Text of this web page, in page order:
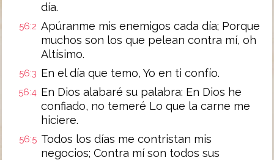
día.
56:2 Apúranme mis enemigos cada día; Porque
muchos son los que pelean contra mí, oh
Altísimo.
56:3 En el día que temo, Yo en ti confío.
56:4 En Dios alabaré su palabra: En Dios he
confiado, no temeré Lo que la carne me
hiciere.
56:5 Todos los días me contristan mis
negocios; Contra mí son todos sus